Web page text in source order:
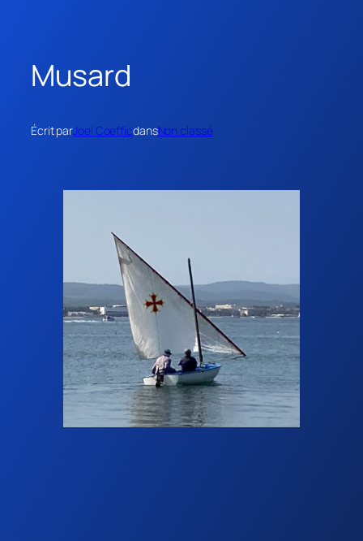
Musard
Écrit parJoel CoefficdansNon classé